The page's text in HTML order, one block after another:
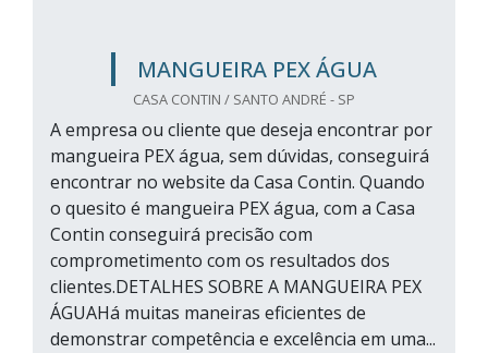
MANGUEIRA PEX ÁGUA
CASA CONTIN / SANTO ANDRÉ - SP
A empresa ou cliente que deseja encontrar por
mangueira PEX água, sem dúvidas, conseguirá
encontrar no website da Casa Contin. Quando
o quesito é mangueira PEX água, com a Casa
Contin conseguirá precisão com
comprometimento com os resultados dos
clientes.DETALHES SOBRE A MANGUEIRA PEX
ÁGUAHá muitas maneiras eficientes de
demonstrar competência e excelência em uma...